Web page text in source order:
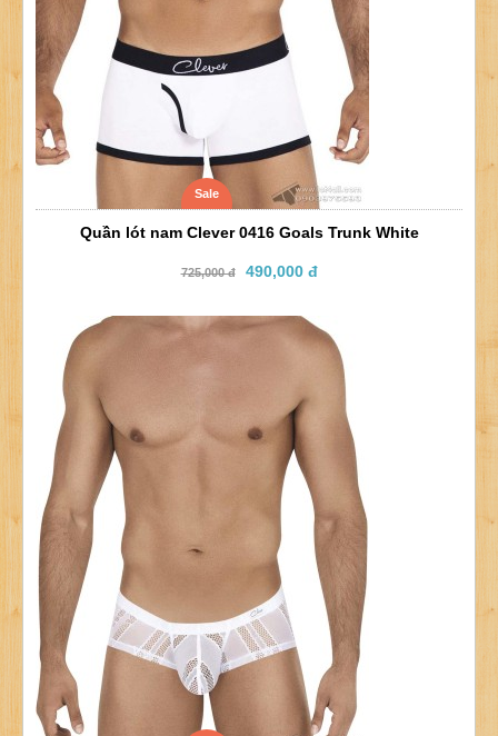
Sale
Quần lót nam Clever 0416 Goals Trunk White
725,000 đ 490,000 đ